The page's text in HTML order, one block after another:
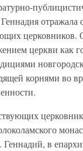
отражала
церковников.
церкви как
корнями во
в